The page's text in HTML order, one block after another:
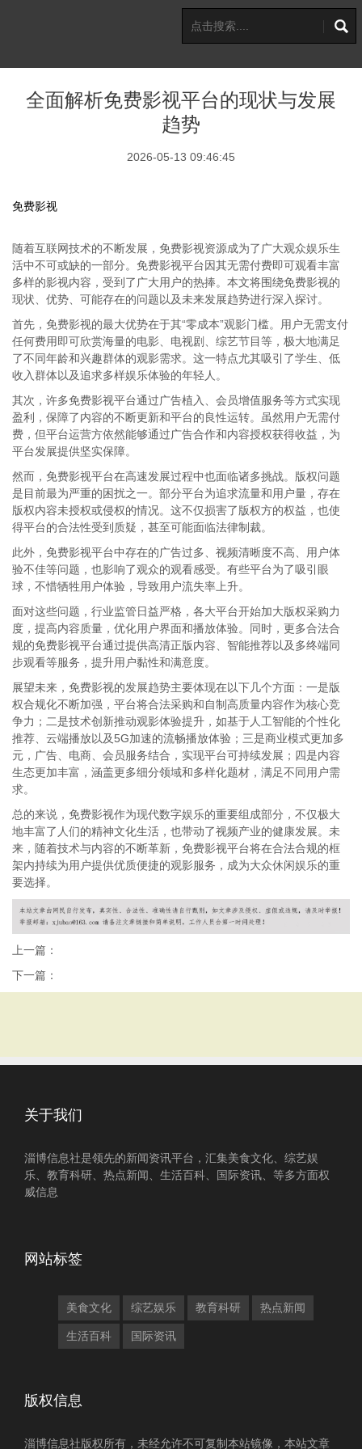
全面解析免费影视平台的现状与发展
趋势
2026-05-13 09:46:45
免费影视
随着互联网技术的不断发展，免费影视资源成为了广大观众娱乐生
活中不可或缺的一部分。免费影视平台因其无需付费即可观看丰富
多样的影视内容，受到了广大用户的热捧。本文将围绕免费影视的
现状、优势、可能存在的问题以及未来发展趋势进行深入探讨。
首先，免费影视的最大优势在于其“零成本”观影门槛。用户无需支付
任何费用即可欣赏海量的电影、电视剧、综艺节目等，极大地满足
了不同年龄和兴趣群体的观影需求。这一特点尤其吸引了学生、低
收入群体以及追求多样娱乐体验的年轻人。
其次，许多免费影视平台通过广告植入、会员增值服务等方式实现
盈利，保障了内容的不断更新和平台的良性运转。虽然用户无需付
费，但平台运营方依然能够通过广告合作和内容授权获得收益，为
平台发展提供坚实保障。
然而，免费影视平台在高速发展过程中也面临诸多挑战。版权问题
是目前最为严重的困扰之一。部分平台为追求流量和用户量，存在
版权内容未授权或侵权的情况。这不仅损害了版权方的权益，也使
得平台的合法性受到质疑，甚至可能面临法律制裁。
此外，免费影视平台中存在的广告过多、视频清晰度不高、用户体
验不佳等问题，也影响了观众的观看感受。有些平台为了吸引眼
球，不惜牺牲用户体验，导致用户流失率上升。
面对这些问题，行业监管日益严格，各大平台开始加大版权采购力
度，提高内容质量，优化用户界面和播放体验。同时，更多合法合
规的免费影视平台通过提供高清正版内容、智能推荐以及多终端同
步观看等服务，提升用户黏性和满意度。
展望未来，免费影视的发展趋势主要体现在以下几个方面：一是版
权合规化不断加强，平台将合法采购和自制高质量内容作为核心竞
争力；二是技术创新推动观影体验提升，如基于人工智能的个性化
推荐、云端播放以及5G加速的流畅播放体验；三是商业模式更加多
元，广告、电商、会员服务结合，实现平台可持续发展；四是内容
生态更加丰富，涵盖更多细分领域和多样化题材，满足不同用户需
求。
总的来说，免费影视作为现代数字娱乐的重要组成部分，不仅极大
地丰富了人们的精神文化生活，也带动了视频产业的健康发展。未
来，随着技术与内容的不断革新，免费影视平台将在合法合规的框
架内持续为用户提供优质便捷的观影服务，成为大众休闲娱乐的重
要选择。
上一篇：
下一篇：
关于我们
淄博信息社是领先的新闻资讯平台，汇集美食文化、综艺娱
乐、教育科研、热点新闻、生活百科、国际资讯、等多方面权
威信息
网站标签
美食文化 综艺娱乐 教育科研 热点新闻
生活百科 国际资讯
版权信息
淄博信息社版权所有，未经允许不可复制本站镜像，本站文章